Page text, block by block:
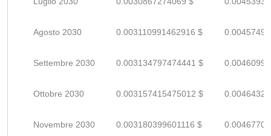
Agosto 2030 0.003110991462916 $
Settembre 2030 0.003134797474441 $
Ottobre 2030 0.003157415475012 $
Novembre 2030 0.003180399601116 $